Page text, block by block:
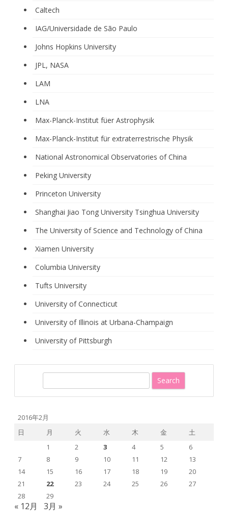
Caltech
IAG/Universidade de São Paulo
Johns Hopkins University
JPL, NASA
LAM
LNA
Max-Planck-Institut füer Astrophysik
Max-Planck-Institut für extraterrestrische Physik
National Astronomical Observatories of China
Peking University
Princeton University
Shanghai Jiao Tong University Tsinghua University
The University of Science and Technology of China
Xiamen University
Columbia University
Tufts University
University of Connecticut
University of Illinois at Urbana-Champaign
University of Pittsburgh
2016年2月
日
月 火 水 木 金
土
1
2 3 4 5
6
7
8 9 10 11 12
13
14
15 16 17 18 19
20
21
22 23 24 25 26
27
28
29
« 12月 3月 »